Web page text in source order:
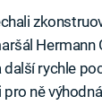
Hermann
rychle
ně